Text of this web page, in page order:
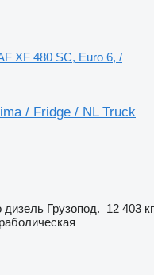
XF 480 SC, Euro 6, /
/ Fridge / NL Truck
дизель Грузопод. 12 403 кг